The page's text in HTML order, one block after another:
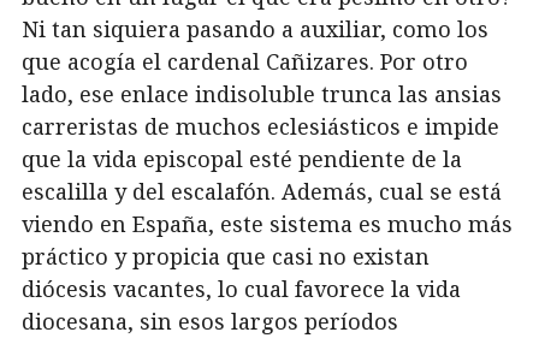
Ni tan siquiera pasando a auxiliar, como los
que acogía el cardenal Cañizares. Por otro
lado, ese enlace indisoluble trunca las ansias
carreristas de muchos eclesiásticos e impide
que la vida episcopal esté pendiente de la
escalilla y del escalafón. Además, cual se está
viendo en España, este sistema es mucho más
práctico y propicia que casi no existan
diócesis vacantes, lo cual favorece la vida
diocesana, sin esos largos períodos